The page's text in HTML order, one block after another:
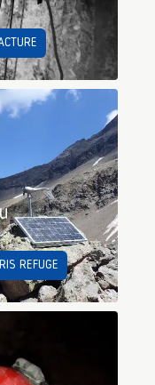
REFUGE